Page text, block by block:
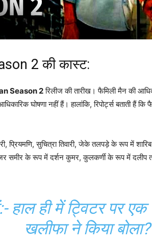
2 की कास्ट:
Season 2रिलीज की तारीख। फैमिली मैन की
घोषणा नहीं हैं। हालांकि, रिपोर्ट्स बताती
प्रियमणि, सुचित्रा तिवारी, जेके तलपड़े के रूप में
के रूप में दर्शन कुमर, कुलकर्णी के रूप में दलीप
हाल ही में ट्विटर पर एक
खलीफा ने किया बोला?